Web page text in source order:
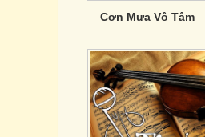
Cơn Mưa Vô Tâm